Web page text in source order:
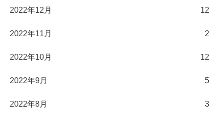
2022年12月 12
2022年11月 2
2022年10月 12
2022年9月 5
2022年8月 3